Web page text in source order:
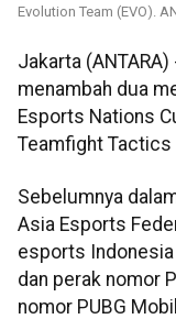
Evolution Team (EVO).
Jakarta
menambah dua
Esports Nations
Teamfight Tactics
Sebelumnya
Asia Esports
esports
dan perak nomor
nomor PUBG